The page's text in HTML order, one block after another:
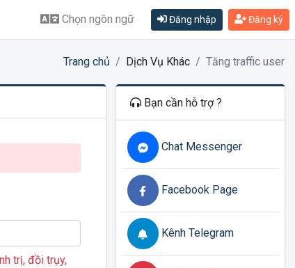
Chọn ngôn ngữ Đăng nhập Đăng ký
Trang chủ Dịch Vụ Khác Tăng traffic user
trị, đồi trụy,
Bạn cần hỗ trợ ?
Chat Messenger
Facebook Page
Kênh Telegram